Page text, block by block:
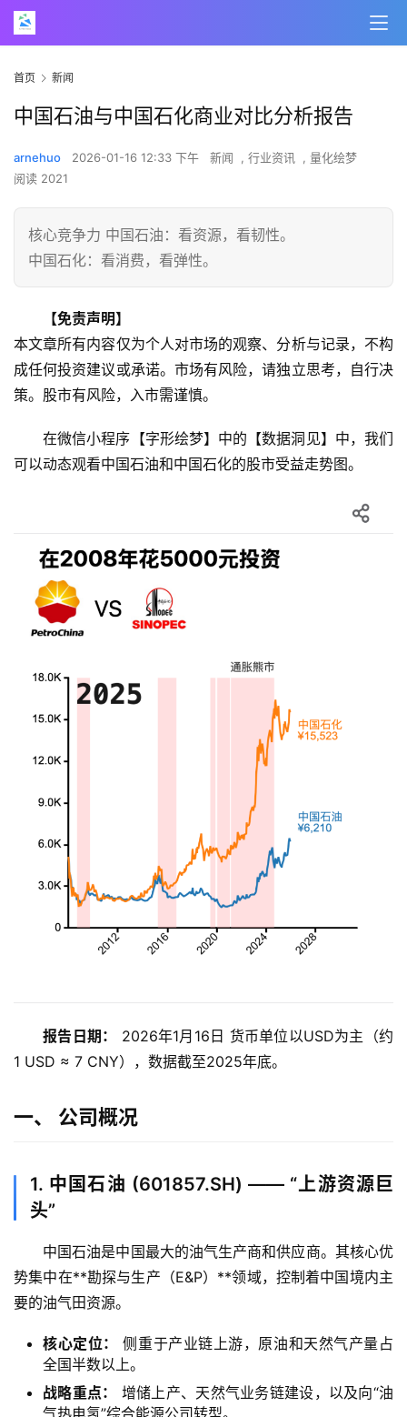
首页 新闻
中国石油与中国石化商业对比分析报告
arnehuo 2026-01-16 12:33 下午 新闻 , 行业资讯 , 量化绘梦
阅读 2021
核心竞争力 中国石油：看资源，看韧性。
中国石化：看消费，看弹性。
【免责声明】
本文章所有内容仅为个人对市场的观察、分析与记录，不构
成任何投资建议或承诺。市场有风险，请独立思考，自行决
策。股市有风险，入市需谨慎。
在微信小程序【字形绘梦】中的【数据洞见】中，我们
可以动态观看中国石油和中国石化的股市受益走势图。
报告日期：
2026年1月16日 货币单位以USD为主（约
1 USD ≈ 7 CNY），数据截至2025年底。
一、 公司概况
1. 中国石油 (601857.SH) —— “上游资源巨
头”
中国石油是中国最大的油气生产商和供应商。其核心优
势集中在**勘探与生产（E&P）**领域，控制着中国境内主
要的油气田资源。
核心定位：
侧重于产业链上游，原油和天然气产量占
全国半数以上。
战略重点：
增储上产、天然气业务链建设，以及向“油